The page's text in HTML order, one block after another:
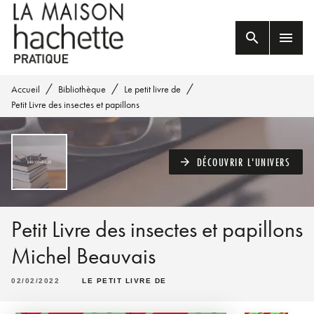
MENU RECHERCHE
PIED DE PAGE
search menu
Accueil / Bibliothèque / Le petit livre de /
Petit Livre des insectes et papillons
arrow_forward DÉCOUVRIR L'UNIVERS
Petit Livre des insectes et papillons
Michel Beauvais
02/02/2022 LE PETIT LIVRE DE